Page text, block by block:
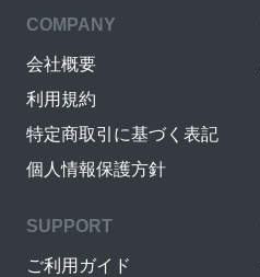
COMPANY
会社概要
利用規約
特定商取引に基づく表記
個人情報保護方針
SUPPORT
ご利用ガイド